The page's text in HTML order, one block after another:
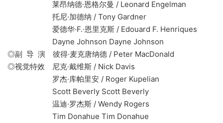
莱昂纳德·恩格尔曼 / Leonard Engelman
托尼·加德纳 / Tony Gardner
爱德华·F.·恩里克斯 / Edouard F. Henriques
Dayne Johnson Dayne Johnson
◎副 导 演 彼得·麦克唐纳德 / Peter MacDonald
◎视觉特效 尼克·戴维斯 / Nick Davis
罗杰·库帕里安 / Roger Kupelian
Scott Beverly Scott Beverly
温迪·罗杰斯 / Wendy Rogers
Tim Donahue Tim Donahue